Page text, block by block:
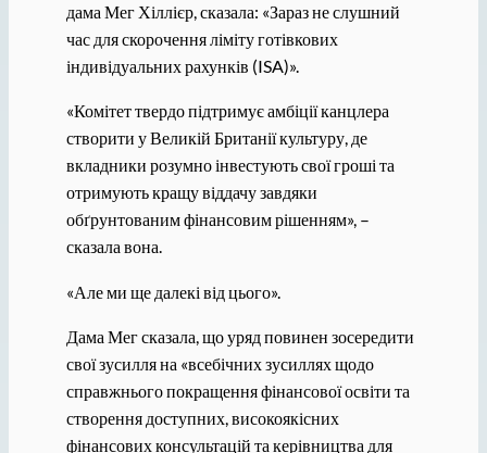
дама Мег Хіллієр, сказала: «Зараз не слушний
час для скорочення ліміту готівкових
індивідуальних рахунків (ISA)».
«Комітет твердо підтримує амбіції канцлера
створити у Великій Британії культуру, де
вкладники розумно інвестують свої гроші та
отримують кращу віддачу завдяки
обґрунтованим фінансовим рішенням», –
сказала вона.
«Але ми ще далекі від цього».
Дама Мег сказала, що уряд повинен зосередити
свої зусилля на «всебічних зусиллях щодо
справжнього покращення фінансової освіти та
створення доступних, високоякісних
фінансових консультацій та керівництва для